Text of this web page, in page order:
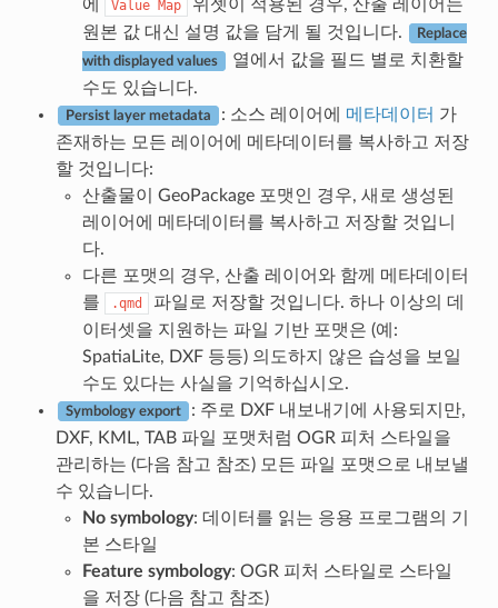
에
Value Map
위젯이 적용된 경우, 산출 레이어는
원본 값 대신 설명 값을 담게 될 것입니다.
Replace
with displayed values
열에서 값을 필드 별로 치환할
수도 있습니다.
Persist layer metadata : 소스 레이어에 메타데이터 가
존재하는 모든 레이어에 메타데이터를 복사하고 저장
할 것입니다:
산출물이 GeoPackage 포맷인 경우, 새로 생성된
레이어에 메타데이터를 복사하고 저장할 것입니
다.
다른 포맷의 경우, 산출 레이어와 함께 메타데이터
를
.qmd
파일로 저장할 것입니다. 하나 이상의 데
이터셋을 지원하는 파일 기반 포맷은 (예:
SpatiaLite, DXF 등등) 의도하지 않은 습성을 보일
수도 있다는 사실을 기억하십시오.
Symbology export
: 주로 DXF 내보내기에 사용되지만,
DXF, KML, TAB 파일 포맷처럼 OGR 피처 스타일을
관리하는 (다음 참고 참조) 모든 파일 포맷으로 내보낼
수 있습니다.
No symbology: 데이터를 읽는 응용 프로그램의 기
본 스타일
Feature symbology: OGR 피처 스타일로 스타일
을 저장 (다음 참고 참조)